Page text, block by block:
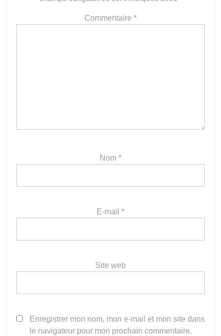
Commentaire *
Nom *
E-mail *
Site web
Enregistrer mon nom, mon e-mail et mon site dans
le navigateur pour mon prochain commentaire.